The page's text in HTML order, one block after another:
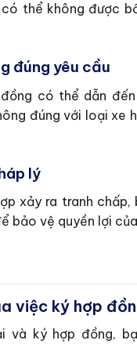
có thể không được
đúng yêu cầu
có thể dẫn
đúng với loại xe
lý
xảy ra tranh chấp,
bảo vệ quyền lợi
việc ký hợp
và ký hợp đồng,